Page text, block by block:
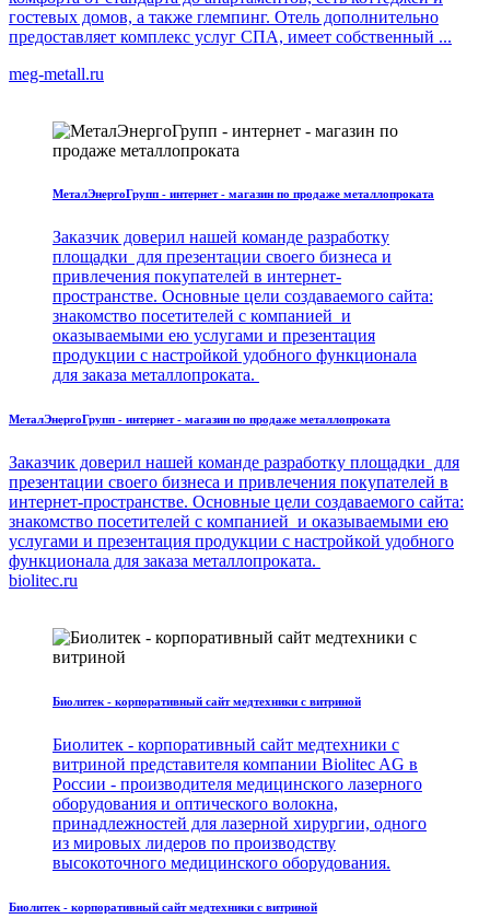
гостевых домов, а также глемпинг. Отель дополнительно
предоставляет комплекс услуг СПА, имеет собственный ...
meg-metall.ru
МеталЭнергоГрупп - интернет - магазин по продаже металлопроката
Заказчик доверил нашей команде разработку
площадки для презентации своего бизнеса и
привлечения покупателей в интернет-
пространстве. Основные цели создаваемого сайта:
знакомство посетителей с компанией и
оказываемыми ею услугами и презентация
продукции с настройкой удобного функционала
для заказа металлопроката.
МеталЭнергоГрупп - интернет - магазин по продаже металлопроката
Заказчик доверил нашей команде разработку площадки для
презентации своего бизнеса и привлечения покупателей в
интернет-пространстве. Основные цели создаваемого сайта:
знакомство посетителей с компанией и оказываемыми ею
услугами и презентация продукции с настройкой удобного
функционала для заказа металлопроката.
biolitec.ru
Биолитек - корпоративный сайт медтехники с витриной
Биолитек - корпоративный сайт медтехники с
витриной представителя компании Biolitec AG в
России - производителя медицинского лазерного
оборудования и оптического волокна,
принадлежностей для лазерной хирургии, одного
из мировых лидеров по производству
высокоточного медицинского оборудования.
Биолитек - корпоративный сайт медтехники с витриной